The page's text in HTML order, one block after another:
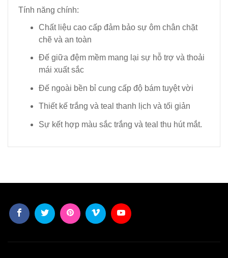
Tính năng chính:
Chất liệu cao cấp đảm bảo sự ôm chân chặt
chẽ và an toàn
Đế giữa đệm mềm mang lại sự hỗ trợ và thoải
mái xuất sắc
Đế ngoài bền bỉ cung cấp độ bám tuyệt vời
Thiết kế trắng và teal thanh lịch và tối giản
Sự kết hợp màu sắc trắng và teal thu hút mắt.